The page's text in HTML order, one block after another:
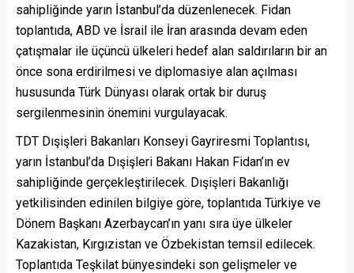
sahipliğinde yarın İstanbul’da düzenlenecek. Fidan
toplantıda, ABD ve İsrail ile İran arasında devam eden
çatışmalar ile üçüncü ülkeleri hedef alan saldırıların bir an
önce sona erdirilmesi ve diplomasiye alan açılması
hususunda Türk Dünyası olarak ortak bir duruş
sergilenmesinin önemini vurgulayacak.
TDT Dışişleri Bakanları Konseyi Gayriresmi Toplantısı,
yarın İstanbul’da Dışişleri Bakanı Hakan Fidan’ın ev
sahipliğinde gerçekleştirilecek. Dışişleri Bakanlığı
yetkilisinden edinilen bilgiye göre, toplantıda Türkiye ve
Dönem Başkanı Azerbaycan’ın yanı sıra üye ülkeler
Kazakistan, Kırgızistan ve Özbekistan temsil edilecek.
Toplantıda Teşkilat bünyesindeki son gelişmeler ve